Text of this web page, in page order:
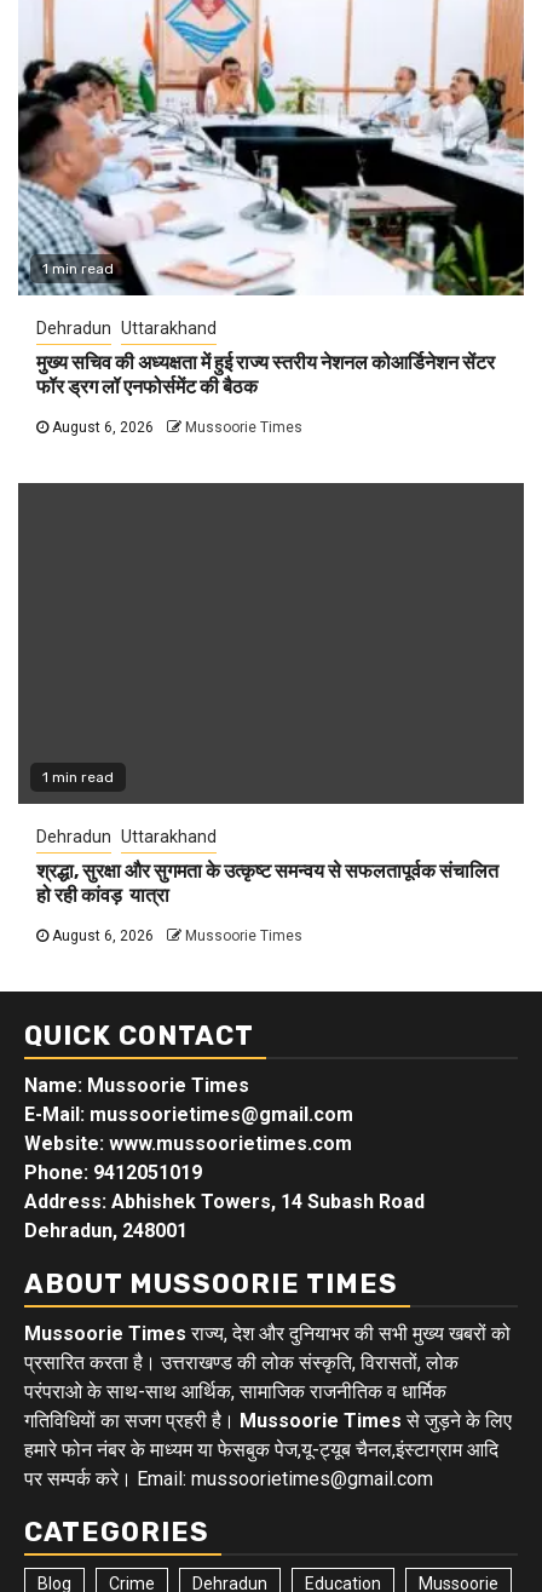
1 min read
Dehradun Uttarakhand
मुख्य सचिव की अध्यक्षता में हुई राज्य स्तरीय नेशनल कोआर्डिनेशन सेंटर
फॉर ड्रग लॉ एनफोर्समेंट की बैठक
August 6, 2026 Mussoorie Times
1 min read
Dehradun Uttarakhand
श्रद्धा, सुरक्षा और सुगमता के उत्कृष्ट समन्वय से सफलतापूर्वक संचालित
हो रही कांवड़ यात्रा
August 6, 2026 Mussoorie Times
QUICK CONTACT
Name: Mussoorie Times
E-Mail: mussoorietimes@gmail.com
Website: www.mussoorietimes.com
Phone: 9412051019
Address: Abhishek Towers, 14 Subash Road
Dehradun, 248001
ABOUT MUSSOORIE TIMES
Mussoorie Times राज्य, देश और दुनियाभर की सभी मुख्य खबरों को
प्रसारित करता है। उत्तराखण्ड की लोक संस्कृति, विरासतों, लोक
परंपराओ के साथ-साथ आर्थिक, सामाजिक राजनीतिक व धार्मिक
गतिविधियों का सजग प्रहरी है। Mussoorie Times से जुड़ने के लिए
हमारे फोन नंबर के माध्यम या फेसबुक पेज,यू-ट्यूब चैनल,इंस्टाग्राम आदि
पर सम्पर्क करे। Email: mussoorietimes@gmail.com
CATEGORIES
Blog Crime Dehradun Education Mussoorie